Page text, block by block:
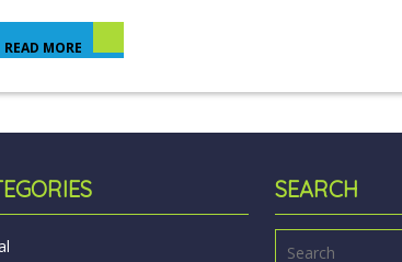
READ MORE
SEARCH